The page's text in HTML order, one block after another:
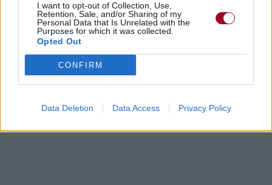
I want to opt-out of Collection, Use,
Retention, Sale, and/or Sharing of my
Personal Data that Is Unrelated with the
Purposes for which it was collected.
Opted Out
CONFIRM
Data Deletion Data Access Privacy Policy